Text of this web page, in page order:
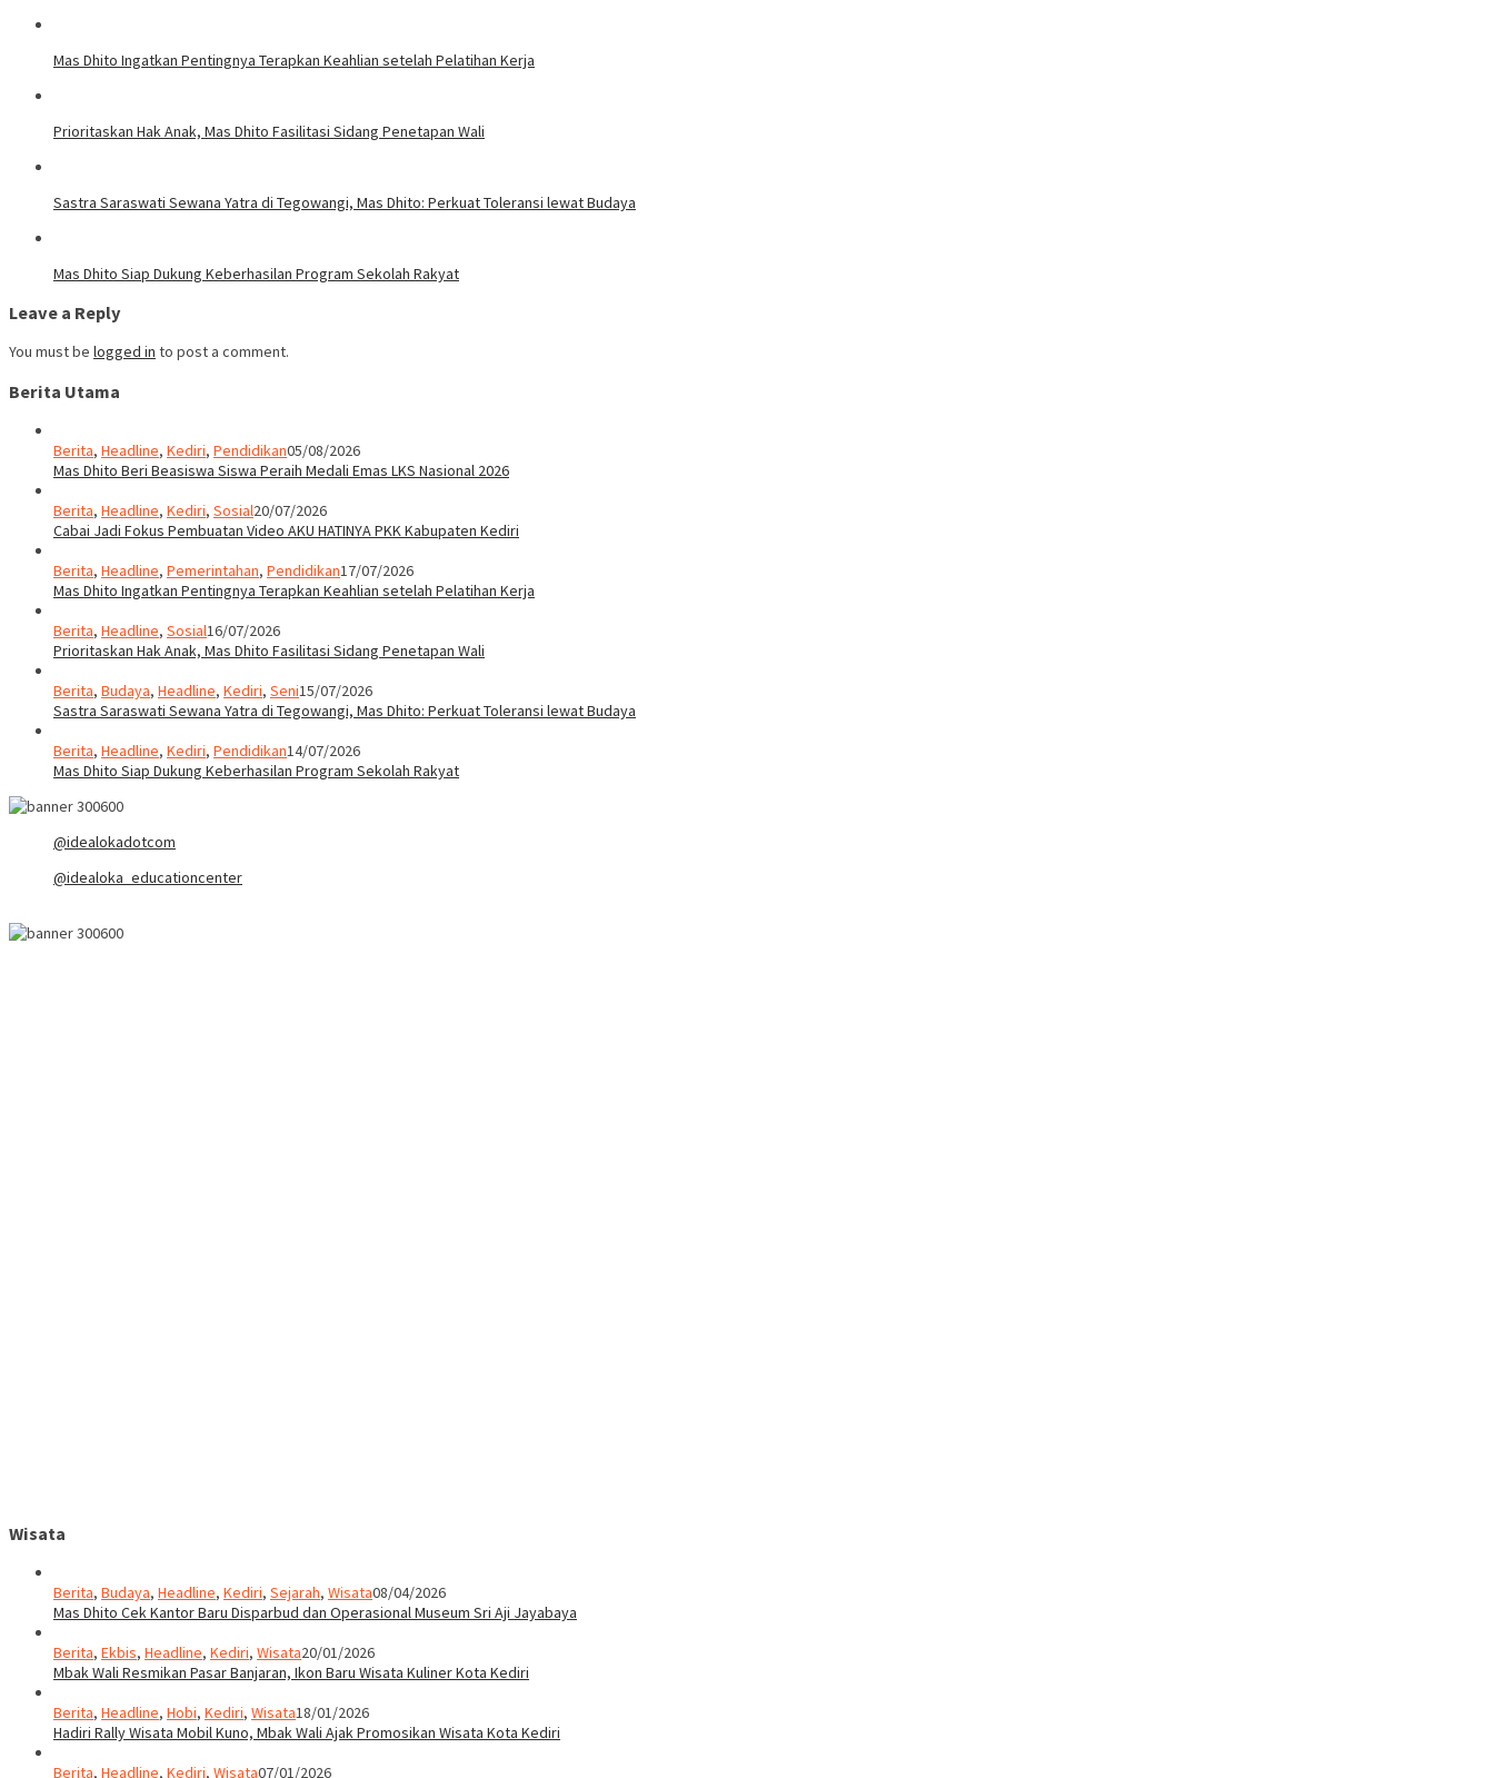
Mas Dhito Ingatkan Pentingnya Terapkan Keahlian setelah Pelatihan Kerja
Prioritaskan Hak Anak, Mas Dhito Fasilitasi Sidang Penetapan Wali
Sastra Saraswati Sewana Yatra di Tegowangi, Mas Dhito: Perkuat Toleransi lewat Budaya
Mas Dhito Siap Dukung Keberhasilan Program Sekolah Rakyat
Leave a Reply
You must be logged in to post a comment.
Berita Utama
Berita, Headline, Kediri, Pendidikan05/08/2026
Mas Dhito Beri Beasiswa Siswa Peraih Medali Emas LKS Nasional 2026
Berita, Headline, Kediri, Sosial20/07/2026
Cabai Jadi Fokus Pembuatan Video AKU HATINYA PKK Kabupaten Kediri
Berita, Headline, Pemerintahan, Pendidikan17/07/2026
Mas Dhito Ingatkan Pentingnya Terapkan Keahlian setelah Pelatihan Kerja
Berita, Headline, Sosial16/07/2026
Prioritaskan Hak Anak, Mas Dhito Fasilitasi Sidang Penetapan Wali
Berita, Budaya, Headline, Kediri, Seni15/07/2026
Sastra Saraswati Sewana Yatra di Tegowangi, Mas Dhito: Perkuat Toleransi lewat Budaya
Berita, Headline, Kediri, Pendidikan14/07/2026
Mas Dhito Siap Dukung Keberhasilan Program Sekolah Rakyat
@idealokadotcom
@idealoka_educationcenter
Wisata
Berita, Budaya, Headline, Kediri, Sejarah, Wisata08/04/2026
Mas Dhito Cek Kantor Baru Disparbud dan Operasional Museum Sri Aji Jayabaya
Berita, Ekbis, Headline, Kediri, Wisata20/01/2026
Mbak Wali Resmikan Pasar Banjaran, Ikon Baru Wisata Kuliner Kota Kediri
Berita, Headline, Hobi, Kediri, Wisata18/01/2026
Hadiri Rally Wisata Mobil Kuno, Mbak Wali Ajak Promosikan Wisata Kota Kediri
Berita, Headline, Kediri, Wisata07/01/2026